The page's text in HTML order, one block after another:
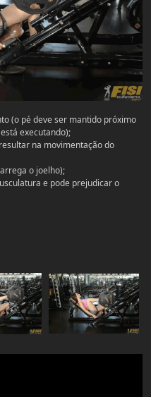
(o pé deve ser mantido próximo
executando);
na movimentação do
o joelho);
e pode prejudicar o